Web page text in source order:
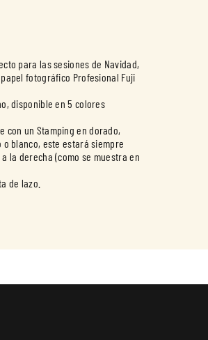
para las sesiones de Navidad,
fotográfico Profesional Fuji
disponible en 5 colores
con un Stamping en dorado,
o blanco, este estará siempre
la derecha (como se muestra en
de lazo.